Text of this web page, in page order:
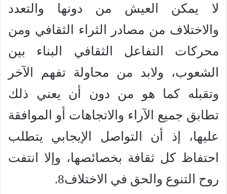
لا يمكن العيش من دونها والتعدد
والاختلاف من مصادر الثراء الثقافي ومن
محركات التفاعل الثقافي البناء بين
الشعوب، ولابد من محاولة تفهم الآخر
وتقبله كما هو من دون أن يعني ذلك
تطابق جميع الآراء والاتجاهات أو الموافقة
عليها، إذ أن التواصل الإيجابي يتطلب
احتفاظ كل ثقافة بخصائصها، وإلا انتفت
روح التنوع والحق في الاختلاف8.